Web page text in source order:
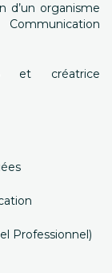
d’un organisme
et créatrice
Professionnel)